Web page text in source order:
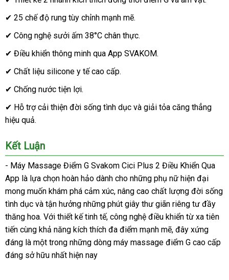
✔ 25 chế độ rung tùy chỉnh mạnh mẽ.
✔ Công nghệ sưởi ấm 38°C chân thực.
✔ Điều khiển thông minh qua App SVAKOM.
✔ Chất liệu silicone y tế cao cấp.
✔ Chống nước tiện lợi.
✔ Hỗ trợ cải thiện đời sống tình dục và giải tỏa căng thẳng
hiệu quả.
Kết Luận
- Máy Massage Điểm G Svakom Cici Plus 2 Điều Khiển Qua
App là lựa chọn hoàn hảo dành cho những phụ nữ hiện đại
mong muốn khám phá cảm xúc, nâng cao chất lượng đời sống
tình dục và tận hưởng những phút giây thư giãn riêng tư đầy
thăng hoa. Với thiết kế tinh tế, công nghệ điều khiển từ xa tiên
tiến cùng khả năng kích thích đa điểm mạnh mẽ, đây xứng
đáng là một trong những dòng máy massage điểm G cao cấp
đáng sở hữu nhất hiện nay